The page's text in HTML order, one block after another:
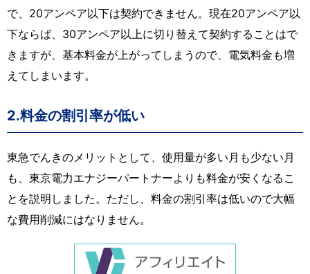
で、20アンペア以下は契約できません。現在20アンペア以
下ならば、30アンペア以上に切り替えて契約することはで
きますが、基本料金が上がってしまうので、電気料金も増
えてしまいます。
2.料金の割引率が低い
東急でんきのメリットとして、使用量が多い月も少ない月
も、東京電力エナジーパートナーよりも料金が安くなるこ
とを説明しました。ただし、料金の割引率は低いので大幅
な費用削減にはなりません。